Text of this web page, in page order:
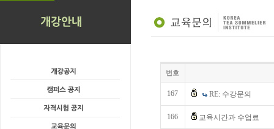
번호
167 RE: 수강문의
166 교육시간과 수업료